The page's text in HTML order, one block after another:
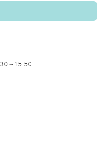
～15:50